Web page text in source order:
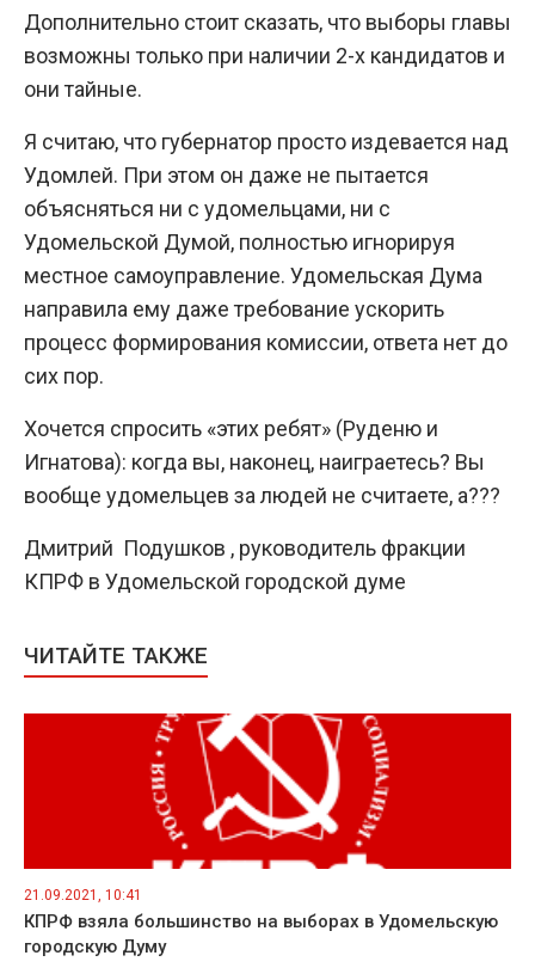
Дополнительно стоит сказать, что выборы главы
возможны только при наличии 2-х кандидатов и
они тайные.
Я считаю, что губернатор просто издевается над
Удомлей. При этом он даже не пытается
объясняться ни с удомельцами, ни с
Удомельской Думой, полностью игнорируя
местное самоуправление. Удомельская Дума
направила ему даже требование ускорить
процесс формирования комиссии, ответа нет до
сих пор.
Хочется спросить «этих ребят» (Руденю и
Игнатова): когда вы, наконец, наиграетесь? Вы
вообще удомельцев за людей не считаете, а???
Дмитрий Подушков , руководитель фракции
КПРФ в Удомельской городской думе
ЧИТАЙТЕ ТАКЖЕ
21.09.2021, 10:41
КПРФ взяла большинство на выборах в Удомельскую
городскую Думу